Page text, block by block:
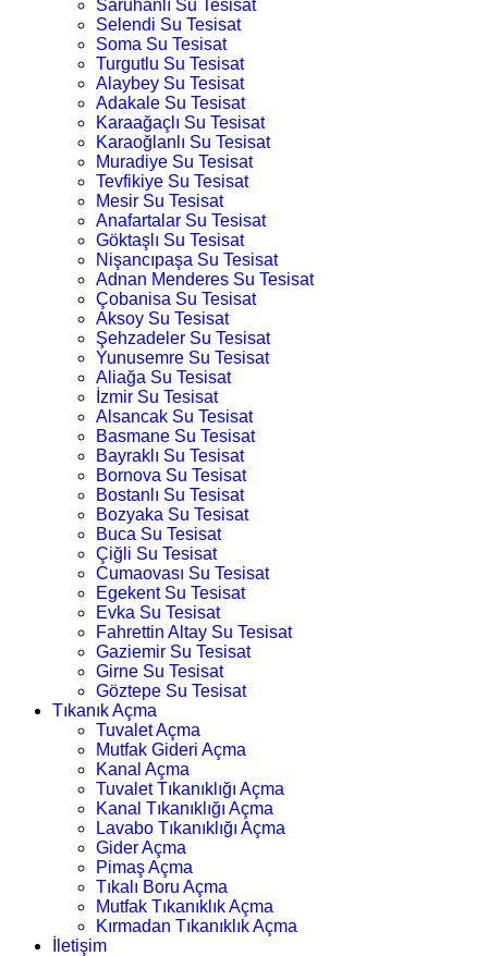
Saruhanlı Su Tesisat
Selendi Su Tesisat
Soma Su Tesisat
Turgutlu Su Tesisat
Alaybey Su Tesisat
Adakale Su Tesisat
Karaağaçlı Su Tesisat
Karaoğlanlı Su Tesisat
Muradiye Su Tesisat
Tevfikiye Su Tesisat
Mesir Su Tesisat
Anafartalar Su Tesisat
Göktaşlı Su Tesisat
Nişancıpaşa Su Tesisat
Adnan Menderes Su Tesisat
Çobanisa Su Tesisat
Aksoy Su Tesisat
Şehzadeler Su Tesisat
Yunusemre Su Tesisat
Aliağa Su Tesisat
İzmir Su Tesisat
Alsancak Su Tesisat
Basmane Su Tesisat
Bayraklı Su Tesisat
Bornova Su Tesisat
Bostanlı Su Tesisat
Bozyaka Su Tesisat
Buca Su Tesisat
Çiğli Su Tesisat
Cumaovası Su Tesisat
Egekent Su Tesisat
Evka Su Tesisat
Fahrettin Altay Su Tesisat
Gaziemir Su Tesisat
Girne Su Tesisat
Göztepe Su Tesisat
Tıkanık Açma
Tuvalet Açma
Mutfak Gideri Açma
Kanal Açma
Tuvalet Tıkanıklığı Açma
Kanal Tıkanıklığı Açma
Lavabo Tıkanıklığı Açma
Gider Açma
Pimaş Açma
Tıkalı Boru Açma
Mutfak Tıkanıklık Açma
Kırmadan Tıkanıklık Açma
İletişim